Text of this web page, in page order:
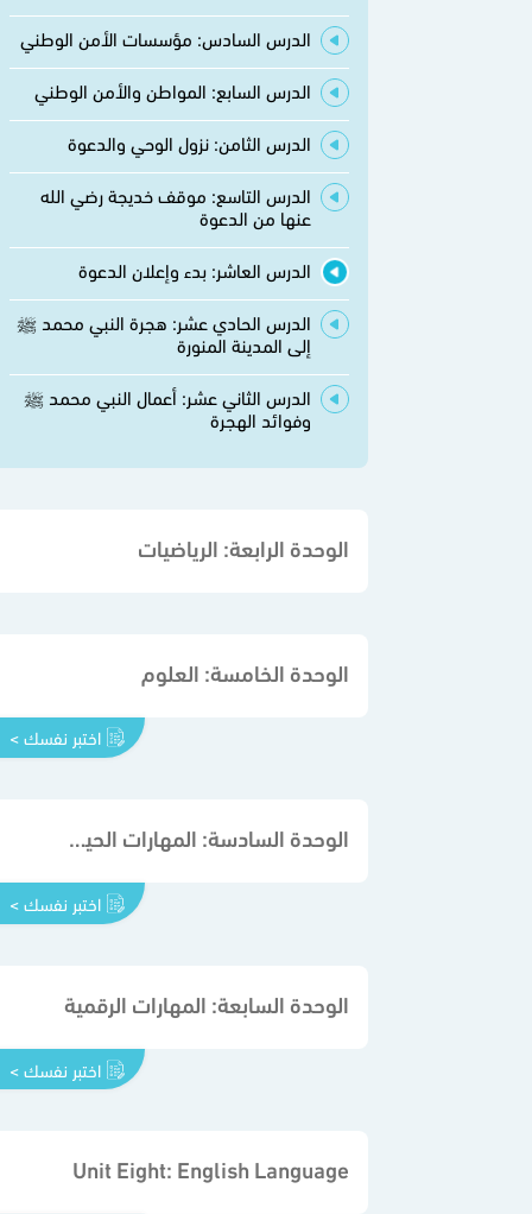
الدرس السادس: مؤسسات الأمن الوطني
الدرس السابع: المواطن والأمن الوطني
الدرس الثامن: نزول الوحي والدعوة
الدرس التاسع: موقف خديجة رضي الله
عنها من الدعوة
الدرس العاشر: بدء وإعلان الدعوة
الدرس الحادي عشر: هجرة النبي محمد ﷺ
إلى المدينة المنورة
الدرس الثاني عشر: أعمال النبي محمد ﷺ
وفوائد الهجرة
الوحدة الرابعة: الرياضيات
الوحدة الخامسة: العلوم
اختبر نفسك >
الوحدة السادسة: المهارات الحياتية والأسرية
اختبر نفسك >
الوحدة السابعة: المهارات الرقمية
اختبر نفسك >
Unit Eight: English Language